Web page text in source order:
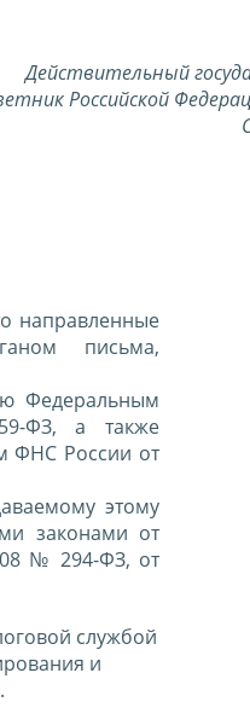
Действительный
Российской
направленные
письма,
Федеральным
ФЗ, а также
ФНС России от
этому
законами от
№ 294-ФЗ, от
службой
и